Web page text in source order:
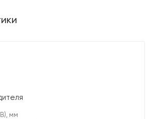
мм